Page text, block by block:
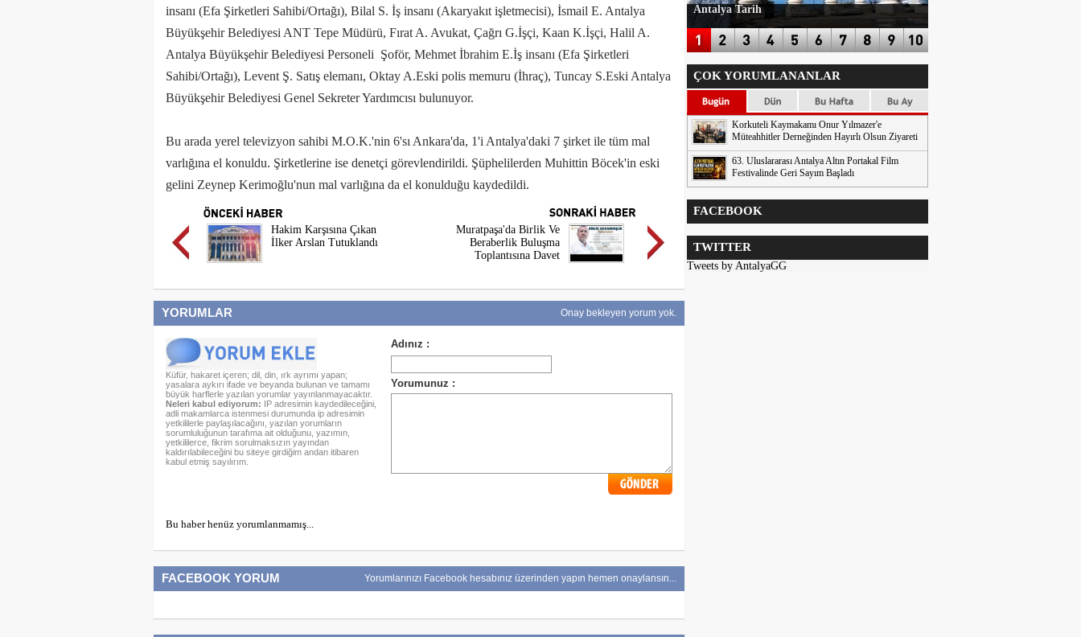
insanı (Efa Şirketleri Sahibi/Ortağı), Bilal S. İş insanı (Akaryakıt işletmecisi), İsmail E. Antalya
Büyükşehir Belediyesi ANT Tepe Müdürü, Fırat A. Avukat, Çağrı G.İşçi, Kaan K.İşçi, Halil A.
Antalya Büyükşehir Belediyesi Personeli Şoför, Mehmet İbrahim E.İş insanı (Efa Şirketleri
Sahibi/Ortağı), Levent Ş. Satış elemanı, Oktay A.Eski polis memuru (İhraç), Tuncay S.Eski Antalya
Büyükşehir Belediyesi Genel Sekreter Yardımcısı bulunuyor.
Bu arada yerel televizyon sahibi M.O.K.'nin 6'sı Ankara'da, 1'i Antalya'daki 7 şirket ile tüm mal
varlığına el konuldu. Şirketlerine ise denetçi görevlendirildi. Şüphelilerden Muhittin Böcek'in eski
gelini Zeynep Kerimoğlu'nun mal varlığına da el konulduğu kaydedildi.
Hakim Karşısına Çıkan
İlker Arslan Tutuklandı
Muratpaşa'da Birlik Ve
Beraberlik Buluşma
Toplantısına Davet
YORUMLAR Onay bekleyen yorum yok.
Küfür, hakaret içeren; dil, din, ırk ayrımı yapan;
yasalara aykırı ifade ve beyanda bulunan ve tamamı
büyük harflerle yazılan yorumlar yayınlanmayacaktır.
Neleri kabul ediyorum: IP adresimin kaydedileceğini,
adli makamlarca istenmesi durumunda ip adresimin
yetkililerle paylaşılacağını, yazılan yorumların
sorumluluğunun tarafıma ait olduğunu, yazımın,
yetkililerce, fikrim sorulmaksızın yayından
kaldırılabileceğini bu siteye girdiğim andan itibaren
kabul etmiş sayılırım.
Bu haber henüz yorumlanmamış...
FACEBOOK YORUM Yorumlarınızı Facebook hesabınız üzerinden yapın hemen onaylansın...
Antalya Tarih
ÇOK YORUMLANANLAR
Korkuteli Kaymakamı Onur Yılmazer'e
Müteahhitler Derneğinden Hayırlı Olsun Ziyareti
63. Uluslararası Antalya Altın Portakal Film
Festivalinde Geri Sayım Başladı
FACEBOOK
TWITTER
Tweets by AntalyaGG